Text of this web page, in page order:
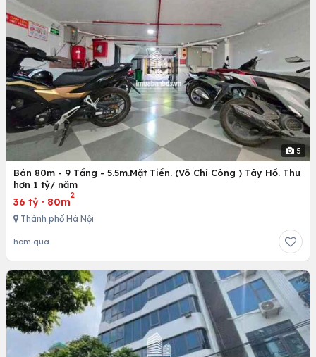
5
Bán 80m - 9 Tầng - 5.5m.Mặt Tiền. (Võ Chí Công ) Tây Hồ. Thu
hơn 1 tỷ/ năm
36 tỷ · 80m
2
Thành phố Hà Nội
hôm qua